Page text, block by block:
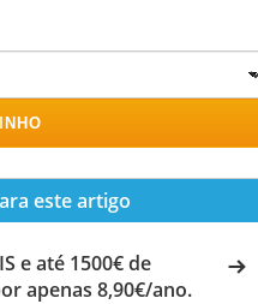
este artigo
e até 1500€ de
apenas 8,90€/ano.